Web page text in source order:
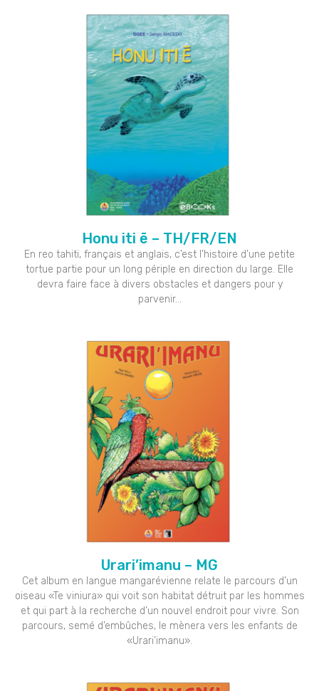
Honu iti ē – TH/FR/EN
En reo tahiti, français et anglais, c’est l’histoire d’une petite
tortue partie pour un long périple en direction du large. Elle
devra faire face à divers obstacles et dangers pour y
parvenir…
Urari’imanu – MG
Cet album en langue mangarévienne relate le parcours d’un
oiseau «Te viniura» qui voit son habitat détruit par les hommes
et qui part à la recherche d’un nouvel endroit pour vivre. Son
parcours, semé d’embûches, le mènera vers les enfants de
«Urari’imanu».